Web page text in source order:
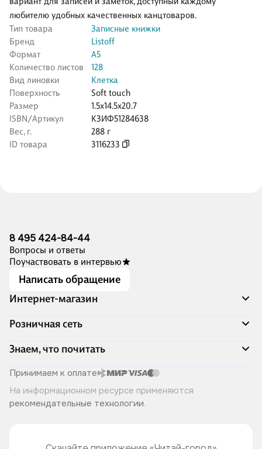
любителю удобных качественных канцтоваров.
Тип товара
Записные книжки
Бренд
Listoff
Формат
А5
Количество листов
128
Вид линовки
Клетка
Поверхность
Soft touch
Размер
1.5x14.5x20.7
ISBN/Артикул
КЗИФ51284638
Вес, г.
288 г
ID товара
3116233
8 495 424-84-44
Вопросы и ответы
Поучаствовать в интервью
Написать обращение
Интернет-магазин
Акции
Доставка и оплата
Программа лояльности
Подарочные сертификаты
Правила продажи
Политика конфиденциальности
Розничная сеть
Адреса магазинов
Книжный Дозор
О компании
Читай-город для бизнеса
Хотите у нас работать?
Знаем, что почитать
Скоро в продаже
Лучшие из лучших
Читай-журнал
Принимаем к оплате
На информационном ресурсе применяются
рекомендательные технологии.